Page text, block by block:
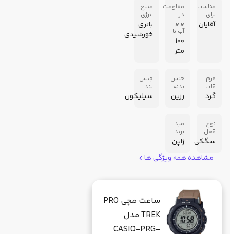
مناسب
برای
آقایان
مقاومت
در
برابر
آب تا
100
متر
منبع
انرژی
باتری
خورشیدی
فرم
قاب
گرد
جنس
بدنه
رزین
جنس
بند
سیلیکون
نوع
قفل
سگکی
مبدا
برند
ژاپن
مشاهده همه ویژگی ها
ساعت مچی PRO
TREK مدل
CASIO-PRG-